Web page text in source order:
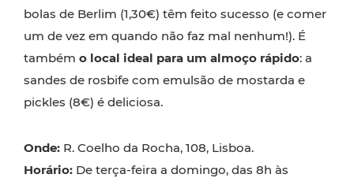
bolas de Berlim (1,30€) têm feito sucesso (e comer
um de vez em quando não faz mal nenhum!). É
também o local ideal para um almoço rápido: a
sandes de rosbife com emulsão de mostarda e
pickles (8€) é deliciosa.
Onde: R. Coelho da Rocha, 108, Lisboa.
Horário: De terça-feira a domingo, das 8h às